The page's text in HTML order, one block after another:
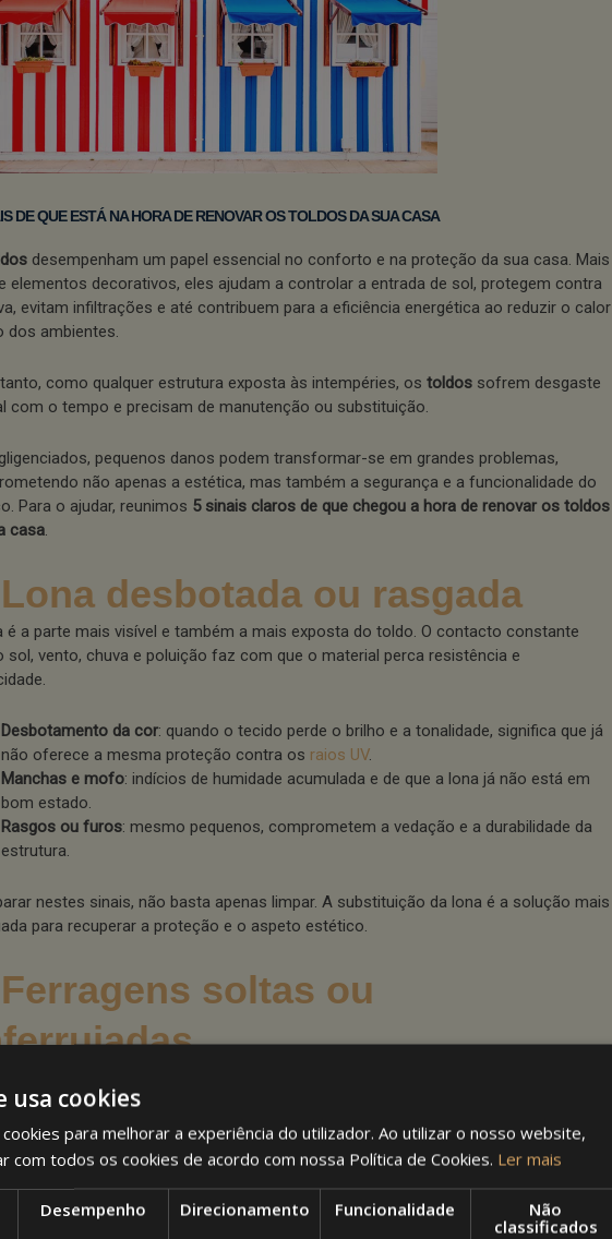
DE QUE ESTÁ NA HORA DE RENOVAR OS TOLDOS DA SUA CASA
desempenham um papel essencial no conforto e na proteção da sua casa. Mais
elementos decorativos, eles ajudam a controlar a entrada de sol, protegem contra
evitam infiltrações e até contribuem para a eficiência energética ao reduzir o calor
dos ambientes.
como qualquer estrutura exposta às intempéries, os toldos sofrem desgaste
com o tempo e precisam de manutenção ou substituição.
pequenos danos podem transformar-se em grandes problemas,
não apenas a estética, mas também a segurança e a funcionalidade do
Para o ajudar, reunimos 5 sinais claros de que chegou a hora de renovar os toldos
casa.
desbotada ou rasgada
é a parte mais visível e também a mais exposta do toldo. O contacto constante
sol, vento, chuva e poluição faz com que o material perca resistência e
Desbotamento da cor: quando o tecido perde o brilho e a tonalidade, significa que já
não oferece a mesma proteção contra os raios UV.
Manchas e mofo: indícios de humidade acumulada e de que a lona já não está em
bom estado.
Rasgos ou furos: mesmo pequenos, comprometem a vedação e a durabilidade da
estrutura.
nestes sinais, não basta apenas limpar. A substituição da lona é a solução mais
para recuperar a proteção e o aspeto estético.
soltas ou
para a estabilidade e segurança dos toldos. Com o passar do tempo, estes
podem apresentar:
Peças soltas ou empenadas
, que dificultam o abrir e fechar do toldo.
Desgaste mecânico
usa cookies
para melhorar a experiência do utilizador. Ao utilizar o nosso website,
com todos os cookies de acordo com nossa Política de Cookies. Ler mais
Desempenho Direcionamento Funcionalidade
Não
classificados